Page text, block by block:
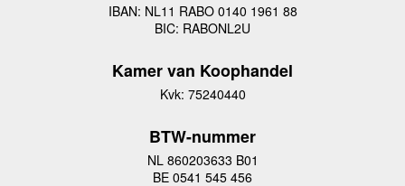
IBAN: NL11 RABO 0140 1961 88
BIC: RABONL2U
Kamer van Koophandel
Kvk: 75240440
BTW-nummer
NL 860203633 B01
BE 0541 545 456